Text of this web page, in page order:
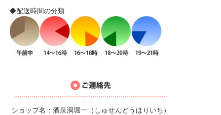
◆配送時間の分類
ショップ名：酒泉洞堀一（しゅせんどうほりいち）